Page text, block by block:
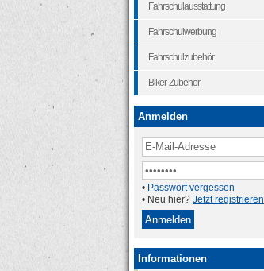
Fahrschulausstattung
Fahrschulwerbung
Fahrschulzubehör
Biker-Zubehör
Anmelden
• Passwort vergessen
• Neu hier? Jetzt registrieren
Informationen